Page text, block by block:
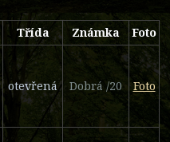
Třída Známka Foto
otevřená Dobrá /20 Foto